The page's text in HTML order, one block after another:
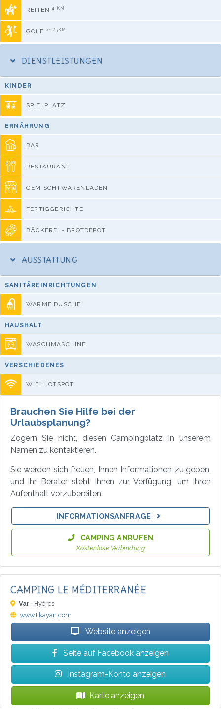
REITEN4 KM
GOLF <= 25KM
DIENSTLEISTUNGEN
KINDER
SPIELPLATZ
ERNÄHRUNG
BAR
RESTAURANT
GEMISCHTWARENLADEN
FERTIGGERICHTE
BÄCKEREI - BROTDEPOT
AUSSTATTUNG
SANITÄREINRICHTUNGEN
WARME DUSCHE
HAUSHALT
WASCHMASCHINE
VERSCHIEDENES
WIFI HOTSPOT
Brauchen Sie Hilfe bei der
Urlaubsplanung?
Zögern Sie nicht, diesen Campingplatz in unserem
Namen zu kontaktieren.
Sie werden sich freuen, Ihnen Informationen zu geben,
und ihr Berater steht Ihnen zur Verfügung, um Ihren
Aufenthalt vorzubereiten.
INFORMATIONSANFRAGE
CAMPING ANRUFEN
Kostenlose Verbindung
CAMPING LE MÉDITERRANÉE
Var | Hyères
www.tikayan.com
Website anzeigen
Seite auf Facebook anzeigen
Instagram-Konto anzeigen
Karte anzeigen